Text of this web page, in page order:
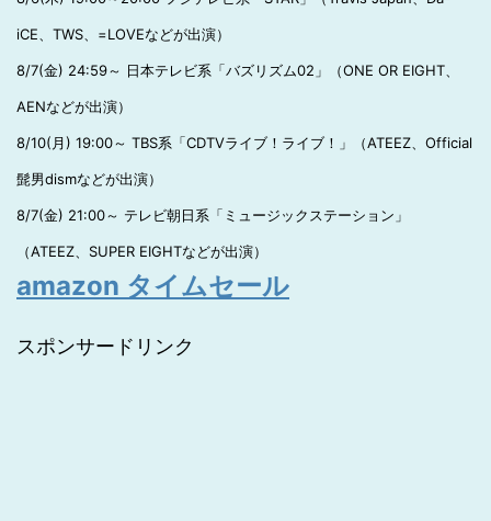
iCE、TWS、=LOVEなどが出演）
8/7(金) 24:59～ 日本テレビ系「バズリズム02」（ONE OR EIGHT、
AENなどが出演）
8/10(月) 19:00～ TBS系「CDTVライブ！ライブ！」（ATEEZ、Official
髭男dismなどが出演）
8/7(金) 21:00～ テレビ朝日系「ミュージックステーション」
（ATEEZ、SUPER EIGHTなどが出演）
amazon タイムセール
スポンサードリンク